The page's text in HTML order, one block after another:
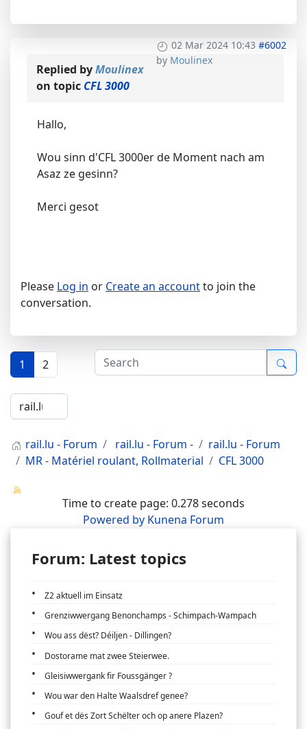
02 Mar 2024 10:43 #6002
by Moulinex
Replied byMoulinex
on topic CFL 3000
Hallo,
Wou sinn d'CFL 3000er de Moment nach am
Asaz ze gesinn?
Merci gesot
Please Log in or Create an accountto join the
conversation.
1 2
rail.lu - Forum rail.lu - Forum -
rail.lu - Forum
MR - Matériel roulant, Rollmaterial
CFL 3000
Time to create page: 0.278 seconds
Powered by Kunena Forum
Forum: Latest topics
Z2 aktuell im Einsatz
Grenziwwergang Benonchamps - Schimpach-Wampach
Wou ass dëst? Déiljen - Dillingen?
Dostorame mat zwee Steierwee.
Gleisiwwergank fir Foussgänger ?
Wou war den Halte Waalsdref genee?
Gouf et dës Zort Schëlter och op anere Plazen?